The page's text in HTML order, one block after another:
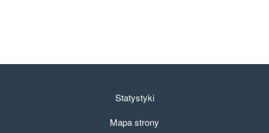
Statystyki
Mapa strony